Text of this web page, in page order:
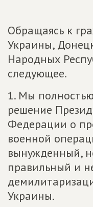
Обращаясь к
Украины,
Народных
следующее.
1. Мы
решение
Федерации о
военной
вынужденный,
правильный и
Украины.